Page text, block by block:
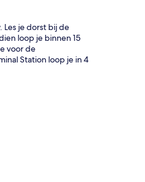
Les je dorst bij de
loop je binnen 15
voor de
Station loop je in 4